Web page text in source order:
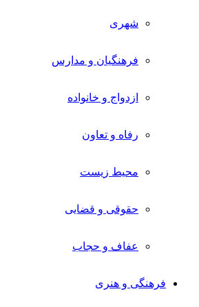
شهری
فرهنگیان و مدارس
ازدواج و خانواده
رفاه و تعاون
محیط زیست
حقوقی و قضایی
عفاف و حجاب
فرهنگی و هنری